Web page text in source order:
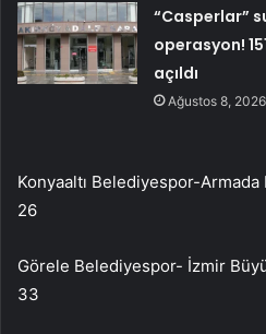
“Casperlar”
operasyon!
açıldı
Ağustos 8, 2026
Konyaaltı Belediyespor-
26
Görele Belediyespor- İzmir
33